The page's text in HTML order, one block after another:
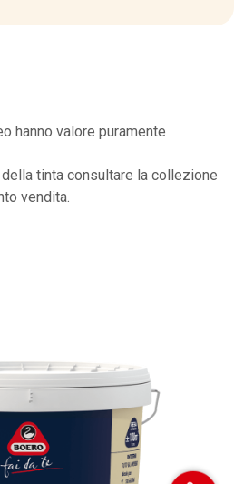
hanno valore puramente
tinta consultare la collezione
vendita.